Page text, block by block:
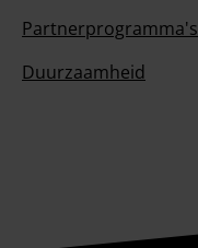
Partnerprogramma's
Duurzaamheid